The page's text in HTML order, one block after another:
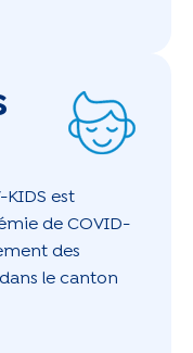
KIDS est
de COVID-
des
le canton